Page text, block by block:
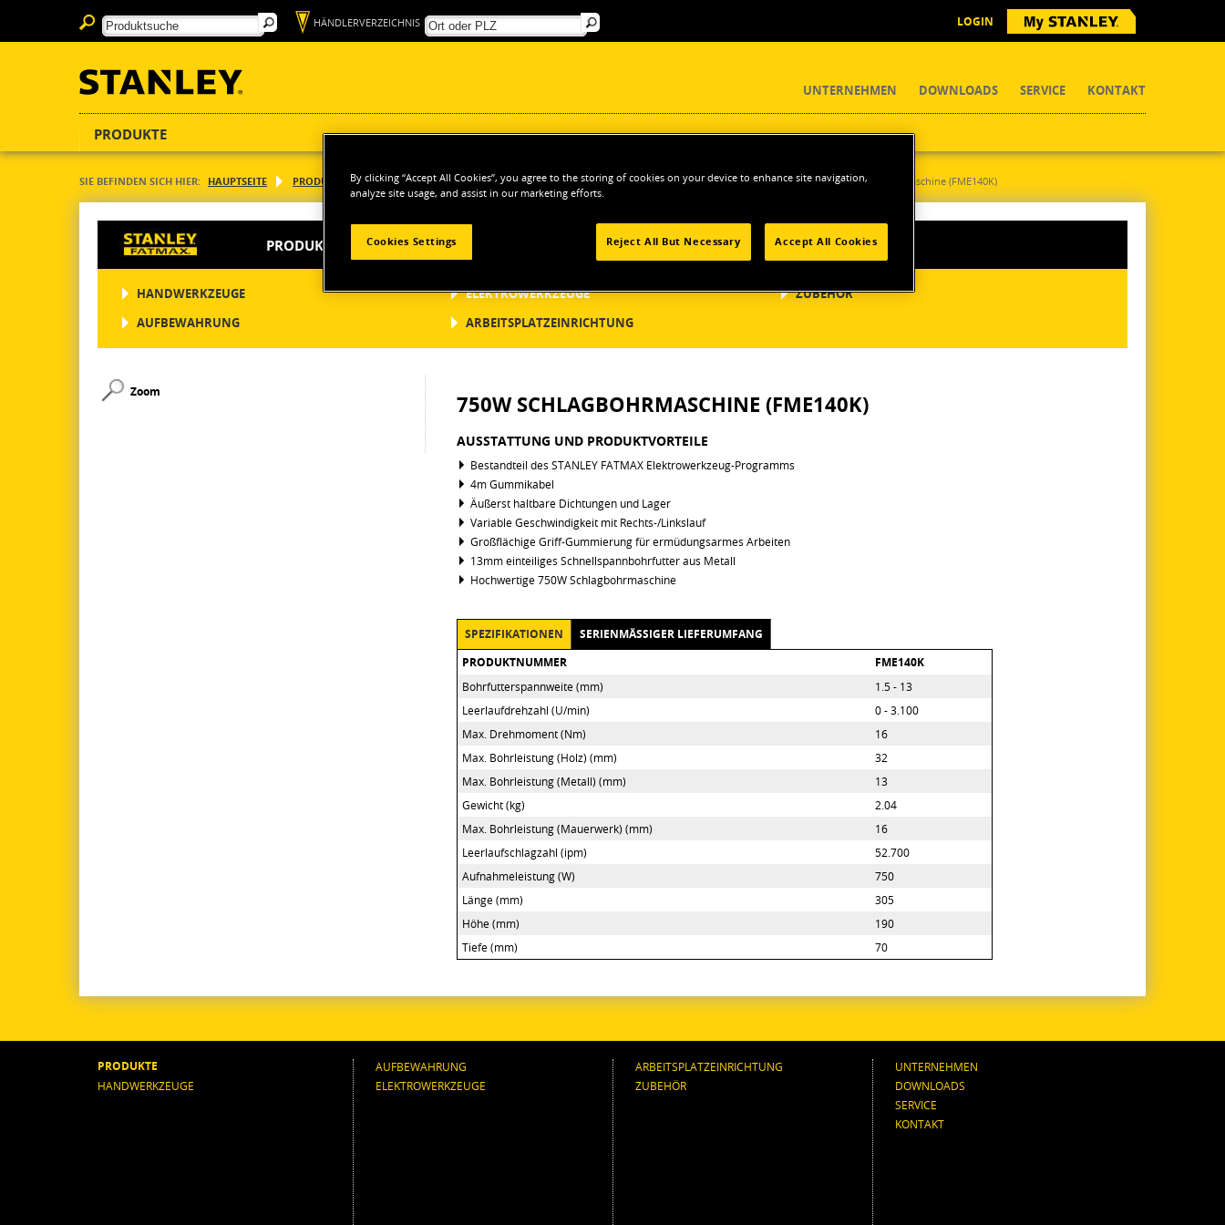
LOGIN
HÄNDLERVERZEICHNIS
UNTERNEHMEN DOWNLOADS SERVICE KONTAKT
PRODUKTE
SIE BEFINDEN SICH HIER: HAUPTSEITE PRODUKTE ELEKTROWERKZEUGE Akku-Bohrschrauber, Schlagbohrmaschinen & Bohrhämmer 750W Schlagbohrmaschine (FME140K)
PRODUKTE
HANDWERKZEUGE
AUFBEWAHRUNG
ELEKTROWERKZEUGE
ARBEITSPLATZEINRICHTUNG
ZUBEHÖR
Zoom 750W SCHLAGBOHRMASCHINE (FME140K)
AUSSTATTUNG UND PRODUKTVORTEILE
Bestandteil des STANLEY FATMAX Elektrowerkzeug-Programms
4m Gummikabel
Äußerst haltbare Dichtungen und Lager
Variable Geschwindigkeit mit Rechts-/Linkslauf
Großflächige Griff-Gummierung für ermüdungsarmes Arbeiten
13mm einteiliges Schnellspannbohrfutter aus Metall
Hochwertige 750W Schlagbohrmaschine
SPEZIFIKATIONEN
SERIENMÄSSIGER LIEFERUMFANG
PRODUKTNUMMER
FME140K
Bohrfutterspannweite (mm)
1.5 - 13
Leerlaufdrehzahl (U/min)
0 - 3.100
Max. Drehmoment (Nm)
16
Max. Bohrleistung (Holz) (mm)
32
Max. Bohrleistung (Metall) (mm)
13
Gewicht (kg)
2.04
Max. Bohrleistung (Mauerwerk) (mm)
16
Leerlaufschlagzahl (ipm)
52.700
Aufnahmeleistung (W)
750
Länge (mm)
305
Höhe (mm)
190
Tiefe (mm)
70
PRODUKTE
HANDWERKZEUGE
AUFBEWAHRUNG
ELEKTROWERKZEUGE
ARBEITSPLATZEINRICHTUNG
ZUBEHÖR
UNTERNEHMEN
DOWNLOADS
SERVICE
KONTAKT
By clicking “Accept All Cookies”, you agree to the storing of cookies on your device to enhance site navigation,
analyze site usage, and assist in our marketing efforts.
Cookies Settings Reject All But Necessary Accept All Cookies